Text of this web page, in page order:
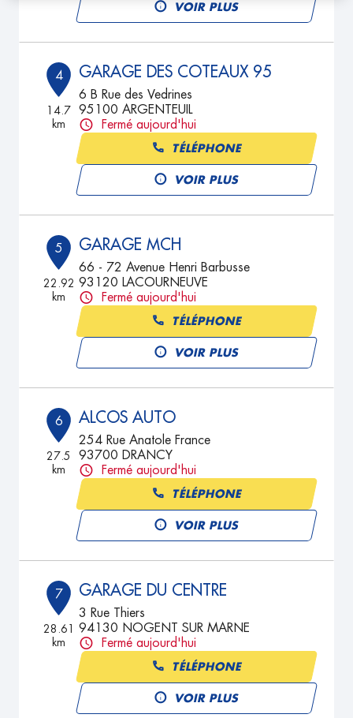
VOIR PLUS
4
14.7
km
GARAGE DES COTEAUX 95
6 B Rue des Vedrines
95100 ARGENTEUIL
Fermé aujourd'hui
TÉLÉPHONE
VOIR PLUS
5
22.92
km
GARAGE MCH
66 - 72 Avenue Henri Barbusse
93120 LACOURNEUVE
Fermé aujourd'hui
TÉLÉPHONE
VOIR PLUS
6
27.5
km
ALCOS AUTO
254 Rue Anatole France
93700 DRANCY
Fermé aujourd'hui
TÉLÉPHONE
VOIR PLUS
7
28.61
km
GARAGE DU CENTRE
3 Rue Thiers
94130 NOGENT SUR MARNE
Fermé aujourd'hui
TÉLÉPHONE
VOIR PLUS